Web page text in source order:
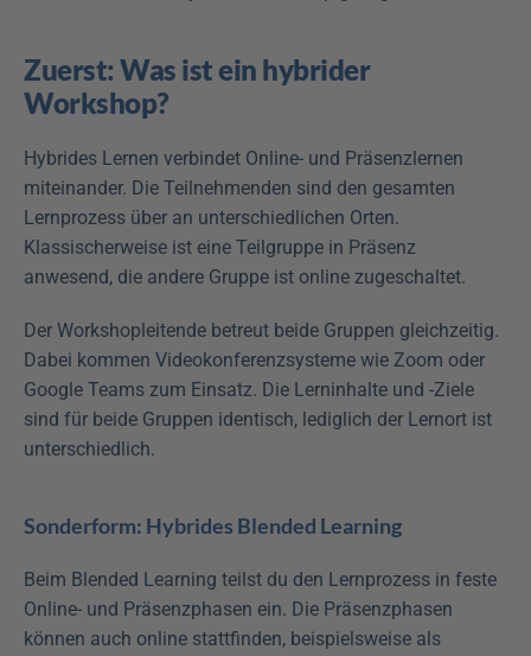
Zuerst: Was ist ein hybrider
Workshop?
Hybrides Lernen verbindet Online- und Präsenzlernen
miteinander. Die Teilnehmenden sind den gesamten
Lernprozess über an unterschiedlichen Orten.
Klassischerweise ist eine Teilgruppe in Präsenz
anwesend, die andere Gruppe ist online zugeschaltet.
Der Workshopleitende betreut beide Gruppen gleichzeitig.
Dabei kommen Videokonferenzsysteme wie Zoom oder
Google Teams zum Einsatz. Die Lerninhalte und -Ziele
sind für beide Gruppen identisch, lediglich der Lernort ist
unterschiedlich.
Sonderform: Hybrides Blended Learning
Beim Blended Learning teilst du den Lernprozess in feste
Online- und Präsenzphasen ein. Die Präsenzphasen
können auch online stattfinden, beispielsweise als